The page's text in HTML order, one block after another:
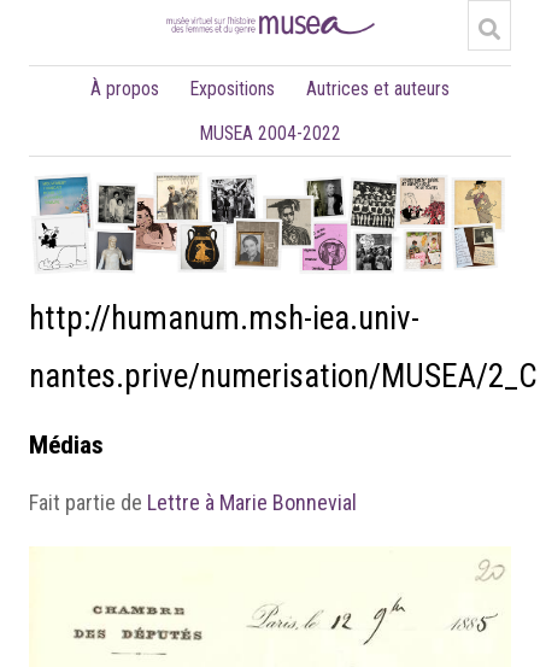
À propos Expositions
Autrices et auteurs
MUSEA 2004-2022
http://humanum.msh-iea.univ-
nantes.prive/numerisation/MUSEA/
Médias
Fait partie de Lettre à Marie Bonnevial